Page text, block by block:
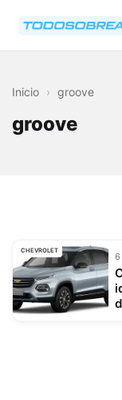
Inicio › groove
groove
CHEVROLET
6